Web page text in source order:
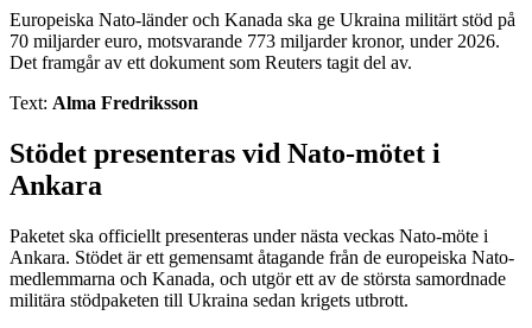
Europeiska Nato-länder och Kanada ska ge Ukraina militärt stöd på
70 miljarder euro, motsvarande 773 miljarder kronor, under 2026.
Det framgår av ett dokument som Reuters tagit del av.
Text: Alma Fredriksson
Stödet presenteras vid Nato-mötet i
Ankara
Paketet ska officiellt presenteras under nästa veckas Nato-möte i
Ankara. Stödet är ett gemensamt åtagande från de europeiska Nato-
medlemmarna och Kanada, och utgör ett av de största samordnade
militära stödpaketen till Ukraina sedan krigets utbrott.